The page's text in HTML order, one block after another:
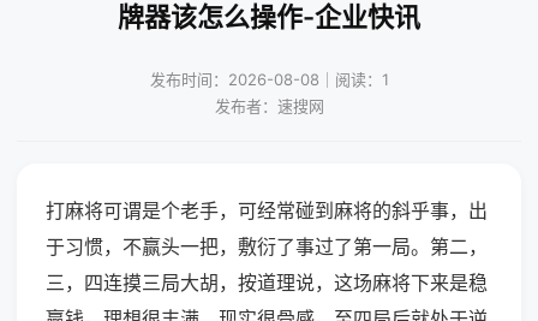
牌器该怎么操作-企业快讯
发布时间：2026-08-08｜阅读：1
发布者：速搜网
打麻将可谓是个老手，可经常碰到麻将的斜乎事，出
于习惯，不赢头一把，敷衍了事过了第一局。第二，
三，四连摸三局大胡，按道理说，这场麻将下来是稳